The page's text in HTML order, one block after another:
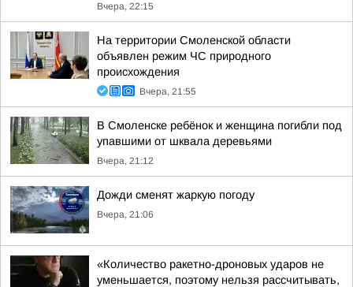
Вчера, 22:15
На территории Смоленской области
объявлен режим ЧС природного
происхождения
Вчера, 21:55
В Смоленске ребёнок и женщина погибли под
упавшими от шквала деревьями
Вчера, 21:12
Дожди сменят жаркую погоду
Вчера, 21:06
«Количество ракетно-дроновых ударов не
уменьшается, поэтому нельзя рассчитывать,